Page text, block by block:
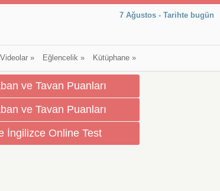
7 Ağustos - Tarihte bugün
Videolar» Eğlencelik» Kütüphane»
ve Tavan Puanları
ve Tavan Puanları
İngilizce Online Test